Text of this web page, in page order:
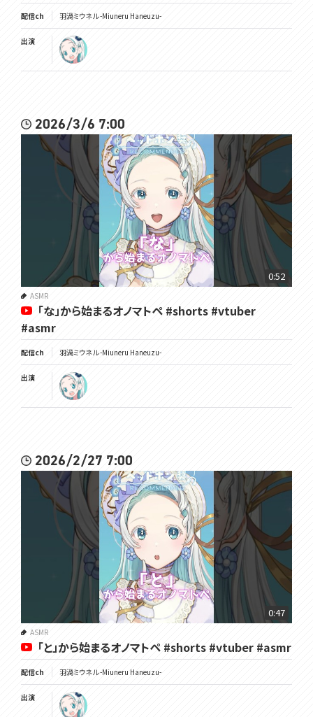
配信ch 羽渦ミウネル -Miuneru Haneuzu-
出演
2026/3/6 7:00
0:52
ASMR
「な」から始まるオノマトペ #shorts #vtuber
#asmr
配信ch 羽渦ミウネル -Miuneru Haneuzu-
出演
2026/2/27 7:00
0:47
ASMR
「と」から始まるオノマトペ #shorts #vtuber #asmr
配信ch 羽渦ミウネル -Miuneru Haneuzu-
出演